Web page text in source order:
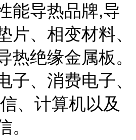
能导热品牌,导
片、相变材料、
热绝缘金属板。
子、消费电子、
、计算机以及
。